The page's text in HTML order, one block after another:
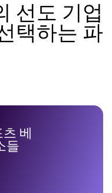
선도 기업
택하는 파
베
들